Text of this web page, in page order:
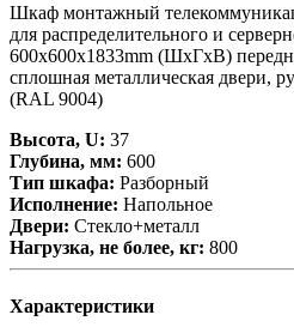
Шкаф монтажный
для распределительного и
600x600x1833mm (ШхГхВ)
сплошная металлическая двери,
(RAL 9004)
Высота, U: 37
Глубина, мм: 600
Тип шкафа: Разборный
Исполнение: Напольное
Двери: Стекло+металл
Нагрузка, не более, кг: 800
Характеристики